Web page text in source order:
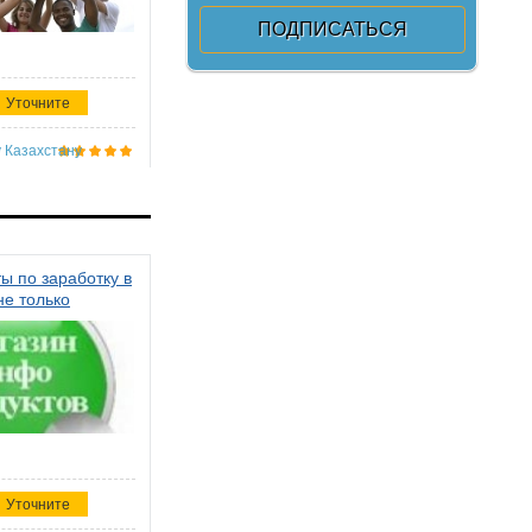
Уточните
Казахстану
по заработку в
только
Уточните